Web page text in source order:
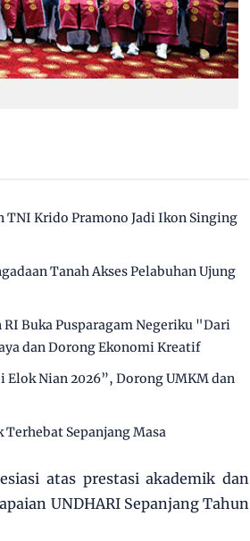
TNI Krido Pramono Jadi Ikon Singing
Tanah Akses Pelabuhan Ujung
Buka Pusparagam Negeriku "Dari
dan Dorong Ekonomi Kreatif
Elok Nian 2026”, Dorong UMKM dan
Sepanjang Masa
atas prestasi akademik dan
UNDHARI Sepanjang Tahun